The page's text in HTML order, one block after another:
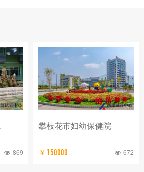
869
攀枝花市妇幼保健院
￥150000 672